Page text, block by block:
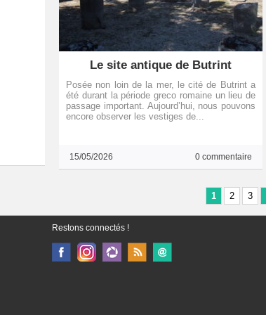
Le site antique de Butrint
Posée non loin de la mer, le cité de Butrint a
été durant la période greco romaine un lieu de
passage important. Aujourd’hui, nous pouvons
encore observer les vestiges de...
15/05/2026 0 commentaire
1 2 3
Restons connectés !